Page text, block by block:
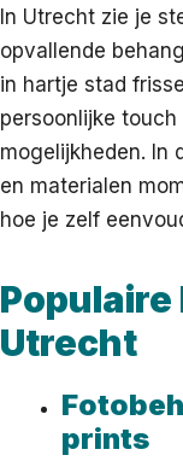
In Utrecht zie je
opvallende
in hartje stad
persoonlijke
mogelijkheden. In
en materialen
hoe je zelf
Utrecht
prints